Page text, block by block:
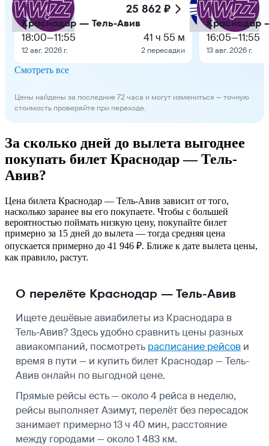
25 862 ₽
Краснодар — Тель-Авив
18:00—11:55
12 авг. 2026 г.
41 ч 55 м
2 пересадки
Краснодар
16:05—11:55
13 авг. 2026 г.
Смотреть все
Цены найдены за последние 72 часа и могут измениться — точную
стоимость проверяйте при переходе.
За сколько дней до вылета выгоднее
покупать билет Краснодар — Тель-
Авив?
Цена билета Краснодар — Тель-Авив зависит от того,
насколько заранее вы его покупаете. Чтобы с большей
вероятностью поймать низкую цену, покупайте билет
примерно за 15 дней до вылета — тогда средняя цена
опускается примерно до 41 946 ₽. Ближе к дате вылета цены,
как правило, растут.
О перелёте Краснодар — Тель-Авив
Ищете дешёвые авиабилеты из Краснодара в
Тель-Авив? Здесь удобно сравнить цены разных
авиакомпаний, посмотреть расписание рейсов и
время в пути — и купить билет Краснодар — Тель-
Авив онлайн по выгодной цене.
Прямые рейсы есть — около 4 рейса в неделю,
рейсы выполняет Азимут, перелёт без пересадок
занимает примерно 13 ч 40 мин, расстояние
между городами — около 1 483 км.